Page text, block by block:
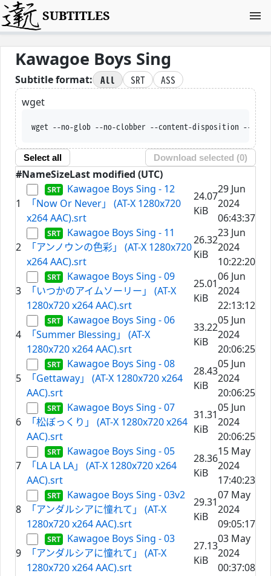
SUBTITLES
Kawagoe Boys Sing
Subtitle format: All SRT
ASS
wget
wget --no-glob --no-clobber --content-disposition --trust-server-
Select all Download selected (0)
#NameSizeLast modified (UTC)
1
Kawagoe Boys Sing - 12
「Now Or Never」 (AT-X 1280x720
x264 AAC).srt
24.07
KiB
29 Jun
2024
06:43:37
2
Kawagoe Boys Sing - 11
「アンノウンの色彩」 (AT-X 1280x720
x264 AAC).srt
26.32
KiB
23 Jun
2024
10:22:20
3
Kawagoe Boys Sing - 09
「いつかのアイムソーリー」 (AT-X
1280x720 x264 AAC).srt
25.01
KiB
06 Jun
2024
22:13:12
4
Kawagoe Boys Sing - 06
「Summer Blessing」 (AT-X
1280x720 x264 AAC).srt
33.22
KiB
05 Jun
2024
20:06:25
5
Kawagoe Boys Sing - 08
「Gettaway」 (AT-X 1280x720 x264
AAC).srt
28.43
KiB
05 Jun
2024
20:06:25
6
Kawagoe Boys Sing - 07
「松ぼっくり」 (AT-X 1280x720 x264
AAC).srt
31.31
KiB
05 Jun
2024
20:06:25
7
Kawagoe Boys Sing - 05
「LA LA LA」 (AT-X 1280x720 x264
AAC).srt
28.36
KiB
15 May
2024
17:40:23
8
Kawagoe Boys Sing - 03v2
「アンダルシアに憧れて」 (AT-X
1280x720 x264 AAC).srt
29.31
KiB
07 May
2024
09:05:17
9
Kawagoe Boys Sing - 03
「アンダルシアに憧れて」 (AT-X
1280x720 x264 AAC).srt
27.13
KiB
03 May
2024
00:37:08